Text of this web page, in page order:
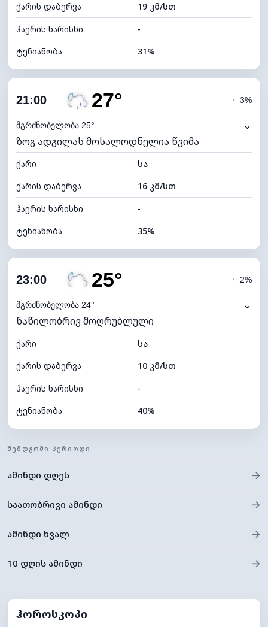
ღრუბლის სიმაღლე 6160 მ
ქარის დაბერვა
19 კმ/სთ
ჰაერის ხარისხი
-
ტენიანობა
31%
ღრუბლიანობა
ნამის წერტილი
ხილვადობა
10 კმ
განათების ინდექსი 7 (ნათელი)
ღრუბლის სიმაღლე 7600 მ
21:00 27°
მგრძნობელობა 25°
◔ 3%
⌄
ზოგ ადგილას მოსალოდნელია წვიმა
ქარი
სა
ქარის დაბერვა
16 კმ/სთ
ჰაერის ხარისხი
-
ტენიანობა
35%
ღრუბლიანობა
ნამის წერტილი
ხილვადობა
10 კმ
განათების ინდექსი 0 (ბნელი)
ღრუბლის სიმაღლე 9120 მ
23:00 25°
მგრძნობელობა 24°
◔ 2%
⌄
ნაწილობრივ მოღრუბლული
ქარი
სა
ქარის დაბერვა
10 კმ/სთ
ჰაერის ხარისხი
-
ტენიანობა
40%
ღრუბლიანობა
ნამის წერტილი
ხილვადობა
ᲨᲔᲛᲓᲒᲝᲛᲘ ᲞᲔᲠᲘᲝᲓᲘ
ამინდი დღეს →
საათობრივი ამინდი →
ამინდი ხვალ →
10 დღის ამინდი →
ჰოროსკოპი